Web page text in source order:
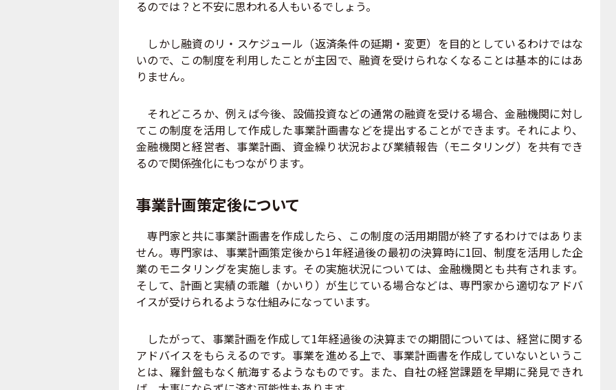
るのでは？と不安に思われる人もいるでしょう。
しかし融資のリ・スケジュール（返済条件の延期・変更）を目的としているわけではな
いので、この制度を利用したことが主因で、融資を受けられなくなることは基本的にはあ
りません。
それどころか、例えば今後、設備投資などの通常の融資を受ける場合、金融機関に対し
てこの制度を活用して作成した事業計画書などを提出することができます。それにより、
金融機関と経営者、事業計画、資金繰り状況および業績報告（モニタリング）を共有でき
るので関係強化にもつながります。
事業計画策定後について
専門家と共に事業計画書を作成したら、この制度の活用期間が終了するわけではありま
せん。専門家は、事業計画策定後から1年経過後の最初の決算時に1回、制度を活用した企
業のモニタリングを実施します。その実施状況については、金融機関とも共有されます。
そして、計画と実績の乖離（かいり）が生じている場合などは、専門家から適切なアドバ
イスが受けられるような仕組みになっています。
したがって、事業計画を作成して1年経過後の決算までの期間については、経営に関する
アドバイスをもらえるのです。事業を進める上で、事業計画書を作成していないというこ
とは、羅針盤もなく航海するようなものです。また、自社の経営課題を早期に発見できれ